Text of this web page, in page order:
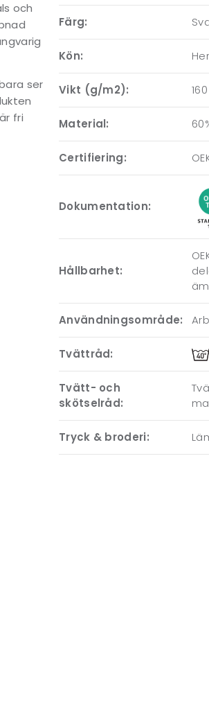
och
ser
fri
Färg:
Kön:
Vikt (g/m2): 160
Material:
Certifiering:
Dokumentation:
Hållbarhet:
Användningsområde:
Tvättråd:
Tvätt- och
skötselråd:
Tryck & broderi: